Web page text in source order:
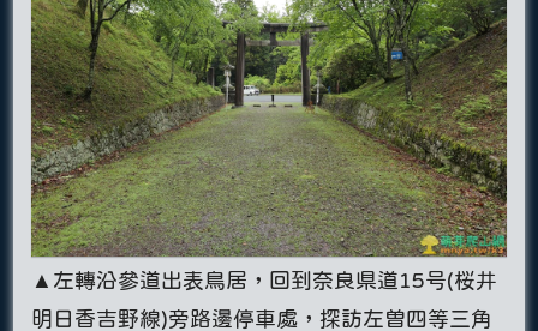
▲左轉沿參道出表鳥居，回到奈良県道15号(桜井
明日香吉野線)旁路邊停車處，探訪左曽四等三角